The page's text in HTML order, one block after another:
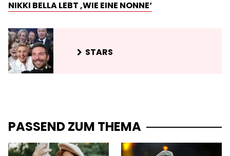
NIKKI BELLA LEBT ‚WIE EINE NONNE‘
STARS
PASSEND ZUM THEMA